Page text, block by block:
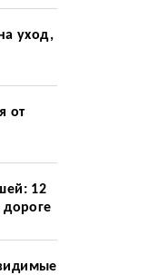
уход,
от
12